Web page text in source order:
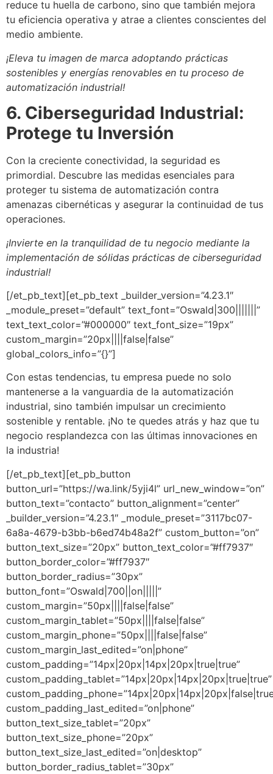
reduce tu huella de carbono, sino que también mejora
tu eficiencia operativa y atrae a clientes conscientes del
medio ambiente.
¡Eleva tu imagen de marca adoptando prácticas
sostenibles y energías renovables en tu proceso de
automatización industrial!
6. Ciberseguridad Industrial:
Protege tu Inversión
Con la creciente conectividad, la seguridad es
primordial. Descubre las medidas esenciales para
proteger tu sistema de automatización contra
amenazas cibernéticas y asegurar la continuidad de tus
operaciones.
¡Invierte en la tranquilidad de tu negocio mediante la
implementación de sólidas prácticas de ciberseguridad
industrial!
[/et_pb_text][et_pb_text _builder_version=”4.23.1″
_module_preset=”default” text_font=”Oswald|300|||||||”
text_text_color=”#000000″ text_font_size=”19px”
custom_margin=”20px||||false|false”
global_colors_info=”{}”]
Con estas tendencias, tu empresa puede no solo
mantenerse a la vanguardia de la automatización
industrial, sino también impulsar un crecimiento
sostenible y rentable. ¡No te quedes atrás y haz que tu
negocio resplandezca con las últimas innovaciones en
la industria!
[/et_pb_text][et_pb_button
button_url=”https://wa.link/5yji4l” url_new_window=”on”
button_text=”contacto” button_alignment=”center”
_builder_version=”4.23.1″ _module_preset=”3117bc07-
6a8a-4679-b3bb-b6ed74b48a2f” custom_button=”on”
button_text_size=”20px” button_text_color=”#ff7937″
button_border_color=”#ff7937″
button_border_radius=”30px”
button_font=”Oswald|700||on|||||”
custom_margin=”50px||||false|false”
custom_margin_tablet=”50px||||false|false”
custom_margin_phone=”50px||||false|false”
custom_margin_last_edited=”on|phone”
custom_padding=”14px|20px|14px|20px|true|true”
custom_padding_tablet=”14px|20px|14px|20px|true|true”
custom_padding_last_edited=”on|phone”
button_text_size_tablet=”20px”
button_text_size_phone=”20px”
button_text_size_last_edited=”on|desktop”
button_border_radius_tablet=”30px”